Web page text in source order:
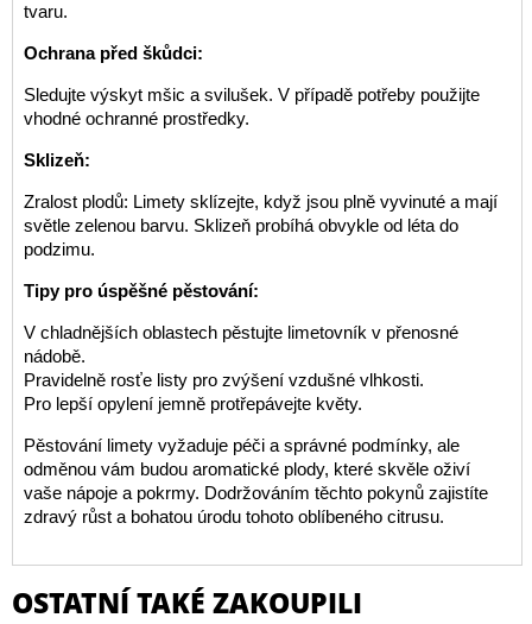
tvaru.
Ochrana před škůdci:
Sledujte výskyt mšic a svilušek. V případě potřeby použijte
vhodné ochranné prostředky.
Sklizeň:
Zralost plodů: Limety sklízejte, když jsou plně vyvinuté a mají
světle zelenou barvu. Sklizeň probíhá obvykle od léta do
podzimu.
Tipy pro úspěšné pěstování:
V chladnějších oblastech pěstujte limetovník v přenosné
nádobě.
Pravidelně rosťe listy pro zvýšení vzdušné vlhkosti.
Pro lepší opylení jemně protřepávejte květy.
Pěstování limety vyžaduje péči a správné podmínky, ale
odměnou vám budou aromatické plody, které skvěle oživí
vaše nápoje a pokrmy. Dodržováním těchto pokynů zajistíte
zdravý růst a bohatou úrodu tohoto oblíbeného citrusu.
OSTATNÍ TAKÉ ZAKOUPILI